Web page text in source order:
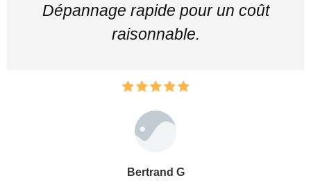
Dépannage rapide pour un coût
raisonnable.
Bertrand G